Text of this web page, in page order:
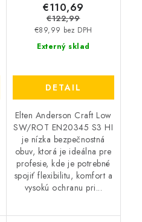
Externý sklad
€89,99 bez DPH
€110,69
€122,99
DETAIL
Elten Anderson Craft Low
SW/ROT EN20345 S3 HI
je nízka bezpečnostná
obuv, ktorá je ideálna pre
profesie, kde je potrebné
spojiť flexibilitu, komfort a
vysokú ochranu pri...